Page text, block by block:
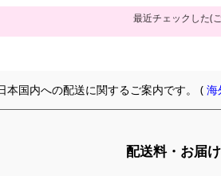
最近チェックした(
本国内への配送に関するご案内です。 (海
配送料・お届